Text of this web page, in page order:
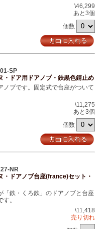
\46,299
あと3個
個数
SP
・ドア用ドアノブ・鉄黒色錆止め
ノブです。固定式で台座がついて
\11,275
あと3個
個数
NR
・ドアノブ台座(france)セット・
「鉄・くろ鉄」のドアノブと台座
。
\11,418
売り切れ